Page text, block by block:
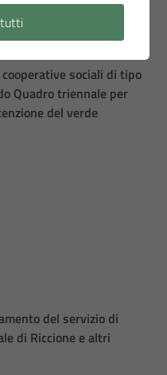
sociali di tipo
Quadro triennale per
del verde
del servizio di
di Riccione e altri